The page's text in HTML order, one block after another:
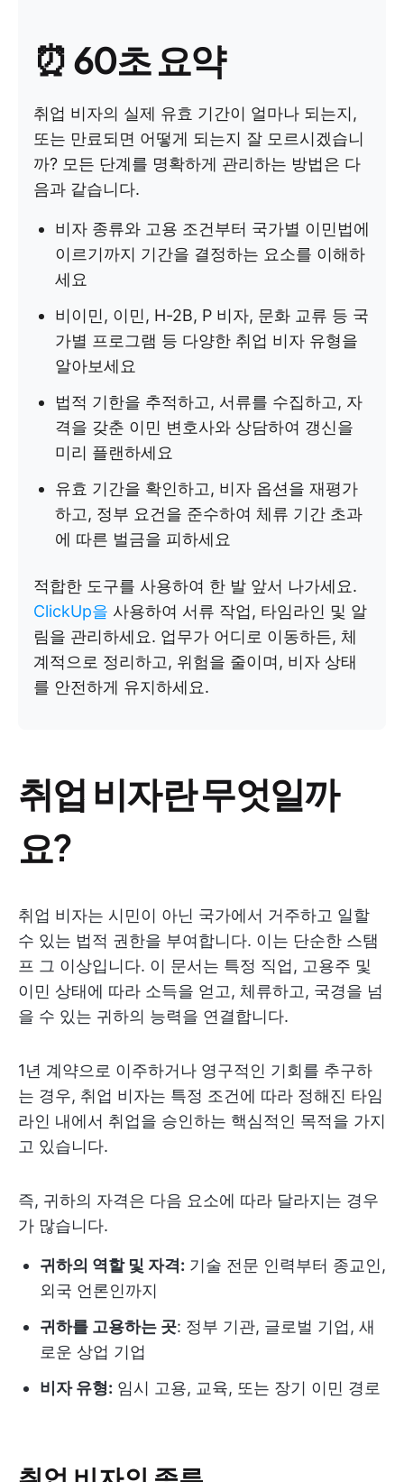
⏰60초 요약
취업 비자의 실제 유효 기간이 얼마나 되는지,
또는 만료되면 어떻게 되는지 잘 모르시겠습니
까? 모든 단계를 명확하게 관리하는 방법은 다
음과 같습니다.
비자 종류와 고용 조건부터 국가별 이민법에
이르기까지 기간을 결정하는 요소를 이해하
세요
비이민, 이민, H-2B, P 비자, 문화 교류 등 국
가별 프로그램 등 다양한 취업 비자 유형을
알아보세요
법적 기한을 추적하고, 서류를 수집하고, 자
격을 갖춘 이민 변호사와 상담하여 갱신을
미리 플랜하세요
유효 기간을 확인하고, 비자 옵션을 재평가
하고, 정부 요건을 준수하여 체류 기간 초과
에 따른 벌금을 피하세요
적합한 도구를 사용하여 한 발 앞서 나가세요.
ClickUp을 사용하여 서류 작업, 타임라인 및 알
림을 관리하세요. 업무가 어디로 이동하든, 체
계적으로 정리하고, 위험을 줄이며, 비자 상태
를 안전하게 유지하세요.
취업 비자란 무엇일까
요?
취업 비자는 시민이 아닌 국가에서 거주하고 일할
수 있는 법적 권한을 부여합니다. 이는 단순한 스탬
프 그 이상입니다. 이 문서는 특정 직업, 고용주 및
이민 상태에 따라 소득을 얻고, 체류하고, 국경을 넘
을 수 있는 귀하의 능력을 연결합니다.
1년 계약으로 이주하거나 영구적인 기회를 추구하
는 경우, 취업 비자는 특정 조건에 따라 정해진 타임
라인 내에서 취업을 승인하는 핵심적인 목적을 가지
고 있습니다.
즉, 귀하의 자격은 다음 요소에 따라 달라지는 경우
가 많습니다.
귀하의 역할 및 자격: 기술 전문 인력부터 종교인,
외국 언론인까지
귀하를 고용하는 곳: 정부 기관, 글로벌 기업, 새
로운 상업 기업
비자 유형: 임시 고용, 교육, 또는 장기 이민 경로